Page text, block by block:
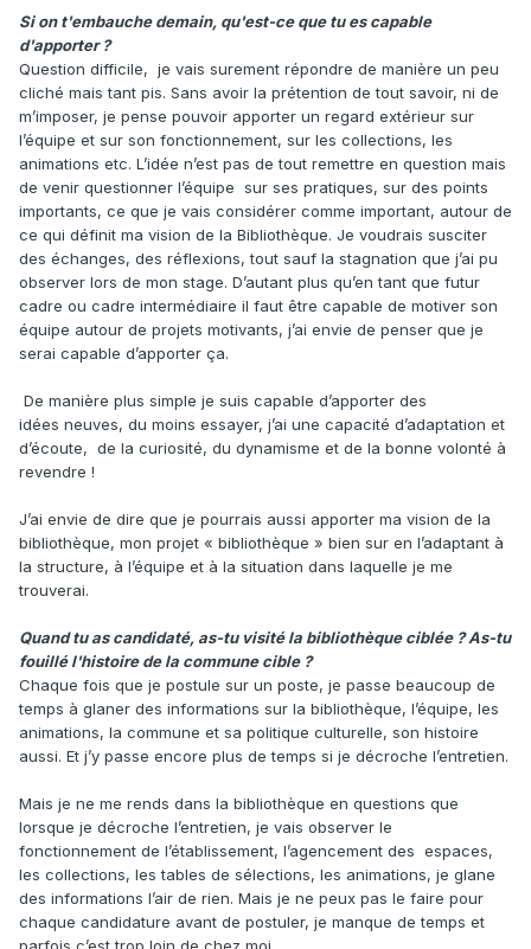
Si on t'embauche demain, qu'est-ce que tu es capable
d'apporter ?
Question difficile, je vais surement répondre de manière un peu
cliché mais tant pis. Sans avoir la prétention de tout savoir, ni de
m’imposer, je pense pouvoir apporter un regard extérieur sur
l’équipe et sur son fonctionnement, sur les collections, les
animations etc. L’idée n’est pas de tout remettre en question mais
de venir questionner l’équipe sur ses pratiques, sur des points
importants, ce que je vais considérer comme important, autour de
ce qui définit ma vision de la Bibliothèque. Je voudrais susciter
des échanges, des réflexions, tout sauf la stagnation que j’ai pu
observer lors de mon stage. D’autant plus qu’en tant que futur
cadre ou cadre intermédiaire il faut être capable de motiver son
équipe autour de projets motivants, j’ai envie de penser que je
serai capable d’apporter ça.
De manière plus simple je suis capable d’apporter des
idées neuves, du moins essayer, j’ai une capacité d’adaptation et
d’écoute, de la curiosité, du dynamisme et de la bonne volonté à
revendre !
J’ai envie de dire que je pourrais aussi apporter ma vision de la
bibliothèque, mon projet « bibliothèque » bien sur en l’adaptant à
la structure, à l’équipe et à la situation dans laquelle je me
trouverai.
Quand tu as candidaté, as-tu visité la bibliothèque ciblée ? As-tu
fouillé l'histoire de la commune cible ?
Chaque fois que je postule sur un poste, je passe beaucoup de
temps à glaner des informations sur la bibliothèque, l’équipe, les
animations, la commune et sa politique culturelle, son histoire
aussi. Et j’y passe encore plus de temps si je décroche l’entretien.
Mais je ne me rends dans la bibliothèque en questions que
lorsque je décroche l’entretien, je vais observer le
fonctionnement de l’établissement, l’agencement des espaces,
les collections, les tables de sélections, les animations, je glane
des informations l’air de rien. Mais je ne peux pas le faire pour
chaque candidature avant de postuler, je manque de temps et